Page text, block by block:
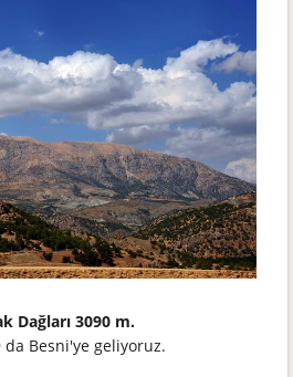
Dağları 3090 m.
da Besni'ye geliyoruz.